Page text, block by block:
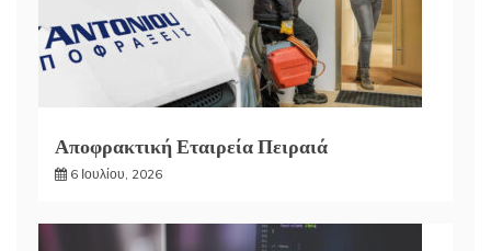
Αποφρακτική Εταιρεία Πειραιά
6 Ιουλίου, 2026